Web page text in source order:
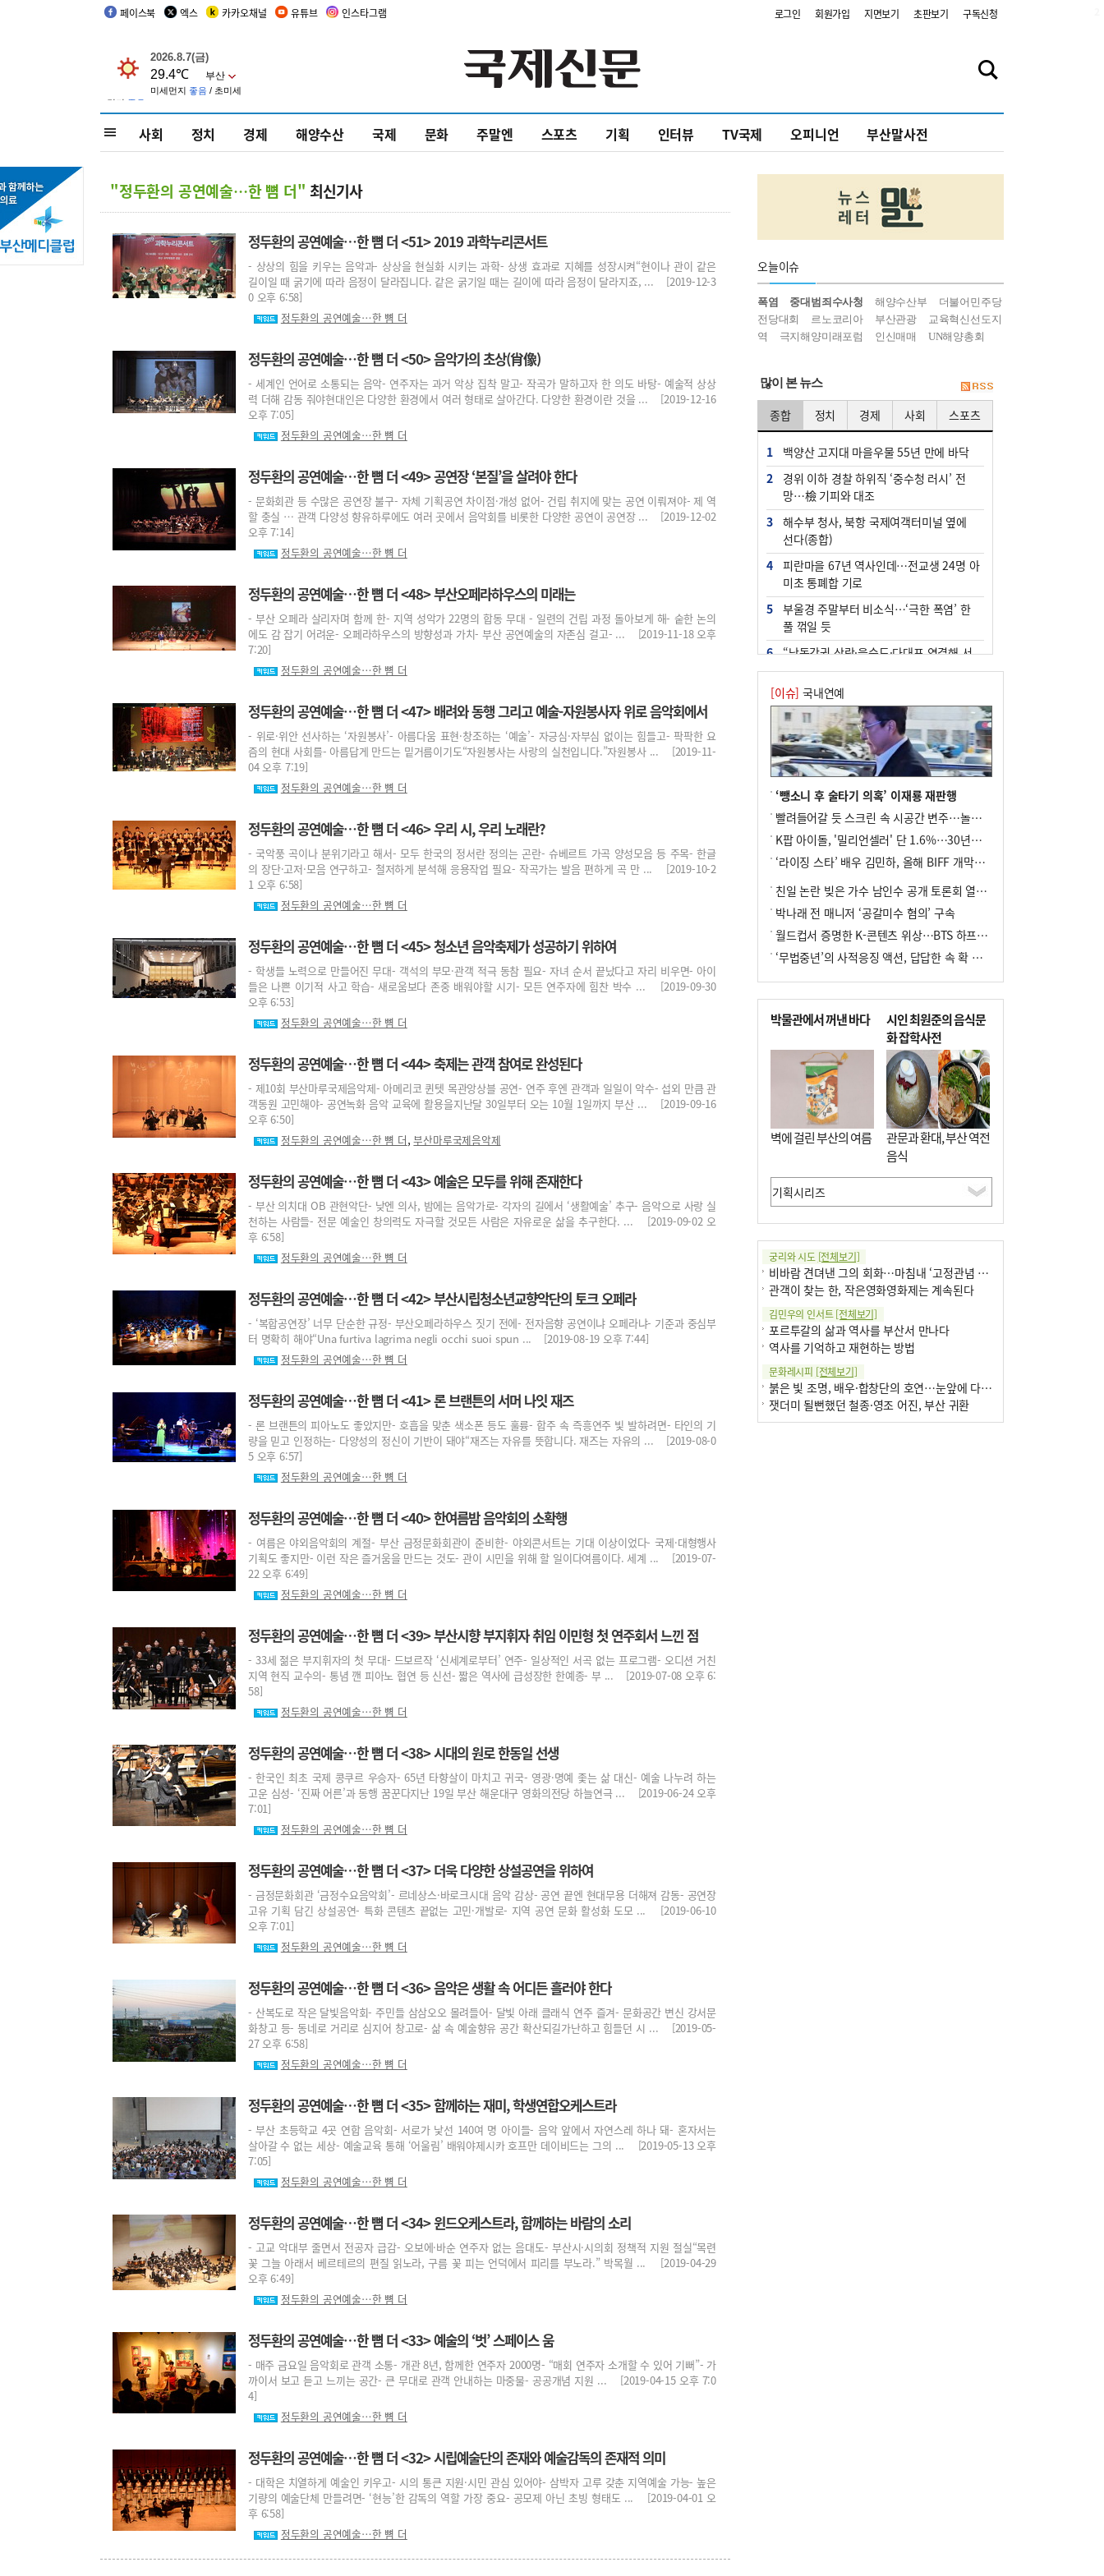
페이스북 엑스 카카오채널 유튜브 인스타그램 로그인 회원가입 지면보기 초판보기 구독신청
사회 정치 경제 해양수산 국제 문화 주말엔 스포츠 기획 인터뷰 TV국제 오피니언 부산말사전
"정두환의 공연예술…한 뼘 더" 최신기사
정두환의 공연예술…한 뼘 더 <51> 2019 과학누리콘서트
- 상상의 힘을 키우는 음악과- 상상을 현실화 시키는 과학- 상생 효과로 지혜를 성장시켜“현이나 관이 같은
길이일 때 굵기에 따라 음정이 달라집니다. 같은 굵기일 때는 길이에 따라 음정이 달라지죠, ... [2019-12-3
0 오후 6:58]
정두환의 공연예술…한 뼘 더
정두환의 공연예술…한 뼘 더 <50> 음악가의 초상(肖像)
- 세계인 언어로 소통되는 음악- 연주자는 과거 악상 집착 말고- 작곡가 말하고자 한 의도 바탕- 예술적 상상
력 더해 감동 줘야현대인은 다양한 환경에서 여러 형태로 살아간다. 다양한 환경이란 것을 ... [2019-12-16
오후 7:05]
정두환의 공연예술…한 뼘 더
정두환의 공연예술…한 뼘 더 <49> 공연장 ‘본질’을 살려야 한다
- 문화회관 등 수많은 공연장 불구- 자체 기획공연 차이점·개성 없어- 건립 취지에 맞는 공연 이뤄져야- 제 역
할 충실 … 관객 다양성 향유하루에도 여러 곳에서 음악회를 비롯한 다양한 공연이 공연장 ... [2019-12-02
오후 7:14]
정두환의 공연예술…한 뼘 더
정두환의 공연예술…한 뼘 더 <48> 부산오페라하우스의 미래는
- 부산 오페라 살리자며 함께 한- 지역 성악가 22명의 합동 무대 - 일련의 건립 과정 돌아보게 해- 숱한 논의
에도 감 잡기 어려운- 오페라하우스의 방향성과 가치- 부산 공연예술의 자존심 걸고- ... [2019-11-18 오후
7:20]
정두환의 공연예술…한 뼘 더
정두환의 공연예술…한 뼘 더 <47> 배려와 동행 그리고 예술-자원봉사자 위로 음악회에서
- 위로·위안 선사하는 ‘자원봉사’- 아름다움 표현·창조하는 ‘예술’- 자긍심·자부심 없이는 힘들고- 팍팍한 요
즘의 현대 사회를- 아름답게 만드는 밑거름이기도“자원봉사는 사랑의 실천입니다.”자원봉사 ... [2019-11-
04 오후 7:19]
정두환의 공연예술…한 뼘 더
정두환의 공연예술…한 뼘 더 <46> 우리 시, 우리 노래란?
- 국악풍 곡이나 분위기라고 해서- 모두 한국의 정서란 정의는 곤란- 슈베르트 가곡 양성모음 등 주목- 한글
의 장단·고저·모음 연구하고- 철저하게 분석해 응용작업 필요- 작곡가는 발음 편하게 곡 만 ... [2019-10-2
1 오후 6:58]
정두환의 공연예술…한 뼘 더
정두환의 공연예술…한 뼘 더 <45> 청소년 음악축제가 성공하기 위하여
- 학생들 노력으로 만들어진 무대- 객석의 부모·관객 적극 동참 필요- 자녀 순서 끝났다고 자리 비우면- 아이
들은 나쁜 이기적 사고 학습- 새로움보다 존중 배워야할 시기- 모든 연주자에 힘찬 박수 ... [2019-09-30
오후 6:53]
정두환의 공연예술…한 뼘 더
정두환의 공연예술…한 뼘 더 <44> 축제는 관객 참여로 완성된다
- 제10회 부산마루국제음악제- 아메리코 퀸텟 목관앙상블 공연- 연주 후엔 관객과 일일이 악수- 섭외 만큼 관
객동원 고민해야- 공연녹화 음악 교육에 활용을지난달 30일부터 오는 10월 1일까지 부산 ... [2019-09-16
오후 6:50]
정두환의 공연예술…한 뼘 더,부산마루국제음악제
정두환의 공연예술…한 뼘 더 <43> 예술은 모두를 위해 존재한다
- 부산 의치대 OB 관현악단- 낮엔 의사, 밤에는 음악가로- 각자의 길에서 ‘생활예술’ 추구- 음악으로 사랑 실
천하는 사람들- 전문 예술인 창의력도 자극할 것모든 사람은 자유로운 삶을 추구한다. ... [2019-09-02 오
후 6:58]
정두환의 공연예술…한 뼘 더
정두환의 공연예술…한 뼘 더 <42> 부산시립청소년교향악단의 토크 오페라
- ‘복합공연장’ 너무 단순한 규정- 부산오페라하우스 짓기 전에- 전자음향 공연이냐 오페라냐- 기준과 중심부
터 명확히 해야“Una furtiva lagrima negli occhi suoi spun ... [2019-08-19 오후 7:44]
정두환의 공연예술…한 뼘 더
정두환의 공연예술…한 뼘 더 <41> 론 브랜튼의 서머 나잇 재즈
- 론 브랜튼의 피아노도 좋았지만- 호흡을 맞춘 색소폰 등도 훌륭- 합주 속 즉흥연주 빛 발하려면- 타인의 기
량을 믿고 인정하는- 다양성의 정신이 기반이 돼야“재즈는 자유를 뜻합니다. 재즈는 자유의 ... [2019-08-0
5 오후 6:57]
정두환의 공연예술…한 뼘 더
정두환의 공연예술…한 뼘 더 <40> 한여름밤 음악회의 소확행
- 여름은 야외음악회의 계절- 부산 금정문화회관이 준비한- 야외콘서트는 기대 이상이었다- 국제·대형행사
기획도 좋지만- 이런 작은 즐거움을 만드는 것도- 관이 시민을 위해 할 일이다여름이다. 세계 ... [2019-07-
22 오후 6:49]
정두환의 공연예술…한 뼘 더
정두환의 공연예술…한 뼘 더 <39> 부산시향 부지휘자 취임 이민형 첫 연주회서 느낀 점
- 33세 젊은 부지휘자의 첫 무대- 드보르작 ‘신세계로부터’ 연주- 일상적인 서곡 없는 프로그램- 오디션 거친
지역 현직 교수의- 통념 깬 피아노 협연 등 신선- 짧은 역사에 급성장한 한예종- 부 ... [2019-07-08 오후 6:
58]
정두환의 공연예술…한 뼘 더
정두환의 공연예술…한 뼘 더 <38> 시대의 원로 한동일 선생
- 한국인 최초 국제 콩쿠르 우승자- 65년 타향살이 마치고 귀국- 영광·명예 좇는 삶 대신- 예술 나누려 하는
고운 심성- ‘진짜 어른’과 동행 꿈꾼다지난 19일 부산 해운대구 영화의전당 하늘연극 ... [2019-06-24 오후
7:01]
정두환의 공연예술…한 뼘 더
정두환의 공연예술…한 뼘 더 <37> 더욱 다양한 상설공연을 위하여
- 금정문화회관 ‘금정수요음악회’- 르네상스·바로크시대 음악 감상- 공연 끝엔 현대무용 더해져 감동- 공연장
고유 기획 담긴 상설공연- 특화 콘텐츠 끝없는 고민·개발로- 지역 공연 문화 활성화 도모 ... [2019-06-10
오후 7:01]
정두환의 공연예술…한 뼘 더
정두환의 공연예술…한 뼘 더 <36> 음악은 생활 속 어디든 흘러야 한다
- 산복도로 작은 달빛음악회- 주민들 삼삼오오 몰려들어- 달빛 아래 클래식 연주 즐겨- 문화공간 변신 강서문
화창고 등- 동네로 거리로 심지어 창고로- 삶 속 예술향유 공간 확산되길가난하고 힘들던 시 ... [2019-05-
27 오후 6:58]
정두환의 공연예술…한 뼘 더
정두환의 공연예술…한 뼘 더 <35> 함께하는 재미, 학생연합오케스트라
- 부산 초등학교 4곳 연합 음악회- 서로가 낯선 140여 명 아이들- 음악 앞에서 자연스레 하나 돼- 혼자서는
살아갈 수 없는 세상- 예술교육 통해 ‘어울림’ 배워야제시카 호프만 데이비드는 그의 ... [2019-05-13 오후
7:05]
정두환의 공연예술…한 뼘 더
정두환의 공연예술…한 뼘 더 <34> 윈드오케스트라, 함께하는 바람의 소리
- 고교 악대부 줄면서 전공자 급감- 오보에·바순 연주자 없는 음대도- 부산시·시의회 정책적 지원 절실“목련
꽃 그늘 아래서 베르테르의 편질 읽노라, 구름 꽃 피는 언덕에서 피리를 부노라.” 박목월 ... [2019-04-29
오후 6:49]
정두환의 공연예술…한 뼘 더
정두환의 공연예술…한 뼘 더 <33> 예술의 ‘벗’ 스페이스 움
- 매주 금요일 음악회로 관객 소통- 개관 8년, 함께한 연주자 2000명- “매회 연주자 소개할 수 있어 기뻐”- 가
까이서 보고 듣고 느끼는 공간- 큰 무대로 관객 안내하는 마중물- 공공개념 지원 ... [2019-04-15 오후 7:0
4]
정두환의 공연예술…한 뼘 더
정두환의 공연예술…한 뼘 더 <32> 시립예술단의 존재와 예술감독의 존재적 의미
- 대학은 치열하게 예술인 키우고- 시의 통큰 지원·시민 관심 있어야- 삼박자 고루 갖춘 지역예술 가능- 높은
기량의 예술단체 만들려면- ‘현능’한 감독의 역할 가장 중요- 공모제 아닌 초빙 형태도 ... [2019-04-01 오
후 6:58]
정두환의 공연예술…한 뼘 더
오늘이슈
폭염 중대범죄수사청 해양수산부
더불어민주당
전당대회
르노코리아 부산관광
교육혁신선도지
역
극지해양미래포럼 인신매매 UN해양총회
많이 본 뉴스
종합 정치 경제 사회 스포츠
1
백양산 고지대 마을우물 55년 만에 바닥
2
경위 이하 경찰 하위직 ‘중수청 러시’ 전
망…檢 기피와 대조
3
해수부 청사, 북항 국제여객터미널 옆에
선다(종합)
4
피란마을 67년 역사인데…전교생 24명 아
미초 통폐합 기로
5
부울경 주말부터 비소식…‘극한 폭염’ 한
풀 꺾일 듯
6
“낙동강권 삼락·을숙도·다대포 연결해 서
부산 관광 키우자”
7
오늘의 날씨- 2026년 8월 7일
외국인 선원 ‘인신매매 경유지’ 된 부산…
우려가 현실로
9
[사설] 해수부 신청사 북항으로 확정, 해양
10 르노 못 타는 부산시장…관용차 규정에 막
힌 지역기업 응원
[이슈] 국내연예
‘뺑소니 후 술타기 의혹’ 이재룡 재판행
빨려들어갈 듯 스크린 속 시공간 변주…놀란의 메시지는 ‘전쟁 속죄’
K팝 아이돌, '밀리언셀러' 단 1.6%…30년간 등장 1182개팀 전수조사
‘라이징 스타’ 배우 김민하, 올해 BIFF 개막식 사회자 확정
친일 논란 빚은 가수 남인수 공개 토론회 열린다.
박나래 전 매니저 ‘공갈미수 혐의’ 구속
월드컵서 증명한 K-콘텐츠 위상…BTS 하프타임쇼·정호연 트로피 세리머니
‘무법중년’의 사적응징 액션, 답답한 속 확 뚫어주네
박물관에서 꺼낸 바다
벽에 걸린 부산의 여름
시인 최원준의 음식문
화 잡학사전
관문과 환대, 부산 역전
음식
궁리와 시도 [전체보기]
비바람 견뎌낸 그의 회화…마침내 ‘고정관념 감옥’서 해방
관객이 찾는 한, 작은영화영화제는 계속된다
김민우의 인서트[전체보기]
포르투갈의 삶과 역사를 부산서 만나다
역사를 기억하고 재현하는 방법
문화레시피 [전체보기]
붉은 빛 조명, 배우·합창단의 호연…눈앞에 다가온 부산오페라하우스
잿더미 될뻔했던 철종·영조 어진, 부산 귀환